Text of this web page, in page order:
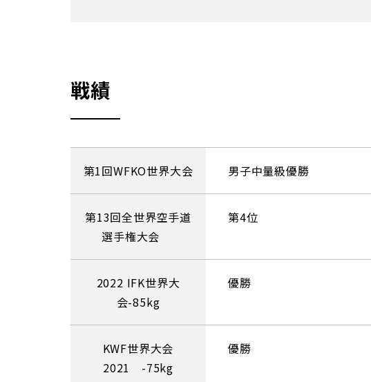
戦績
第1回WFKO世界大会 男子中量級優勝
第13回全世界空手道
選手権大会
第4位
2022 IFK世界大
会-85kg
優勝
KWF世界大会
2021 -75kg
優勝